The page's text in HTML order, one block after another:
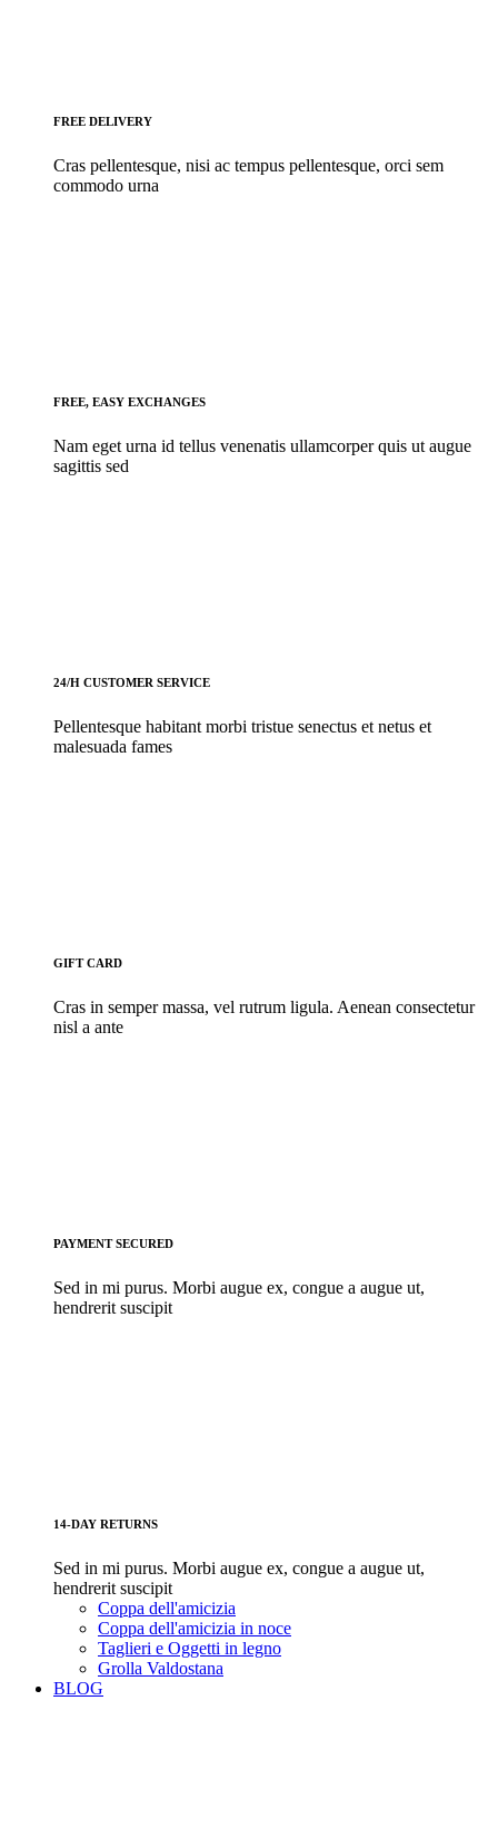
FREE DELIVERY
Cras pellentesque, nisi ac tempus pellentesque, orci sem
commodo urna
FREE, EASY EXCHANGES
Nam eget urna id tellus venenatis ullamcorper quis ut augue
sagittis sed
24/H CUSTOMER SERVICE
Pellentesque habitant morbi tristue senectus et netus et
malesuada fames
GIFT CARD
Cras in semper massa, vel rutrum ligula. Aenean consectetur
nisl a ante
PAYMENT SECURED
Sed in mi purus. Morbi augue ex, congue a augue ut,
hendrerit suscipit
14-DAY RETURNS
Sed in mi purus. Morbi augue ex, congue a augue ut,
hendrerit suscipit
Coppa dell'amicizia
Coppa dell'amicizia in noce
Taglieri e Oggetti in legno
Grolla Valdostana
BLOG